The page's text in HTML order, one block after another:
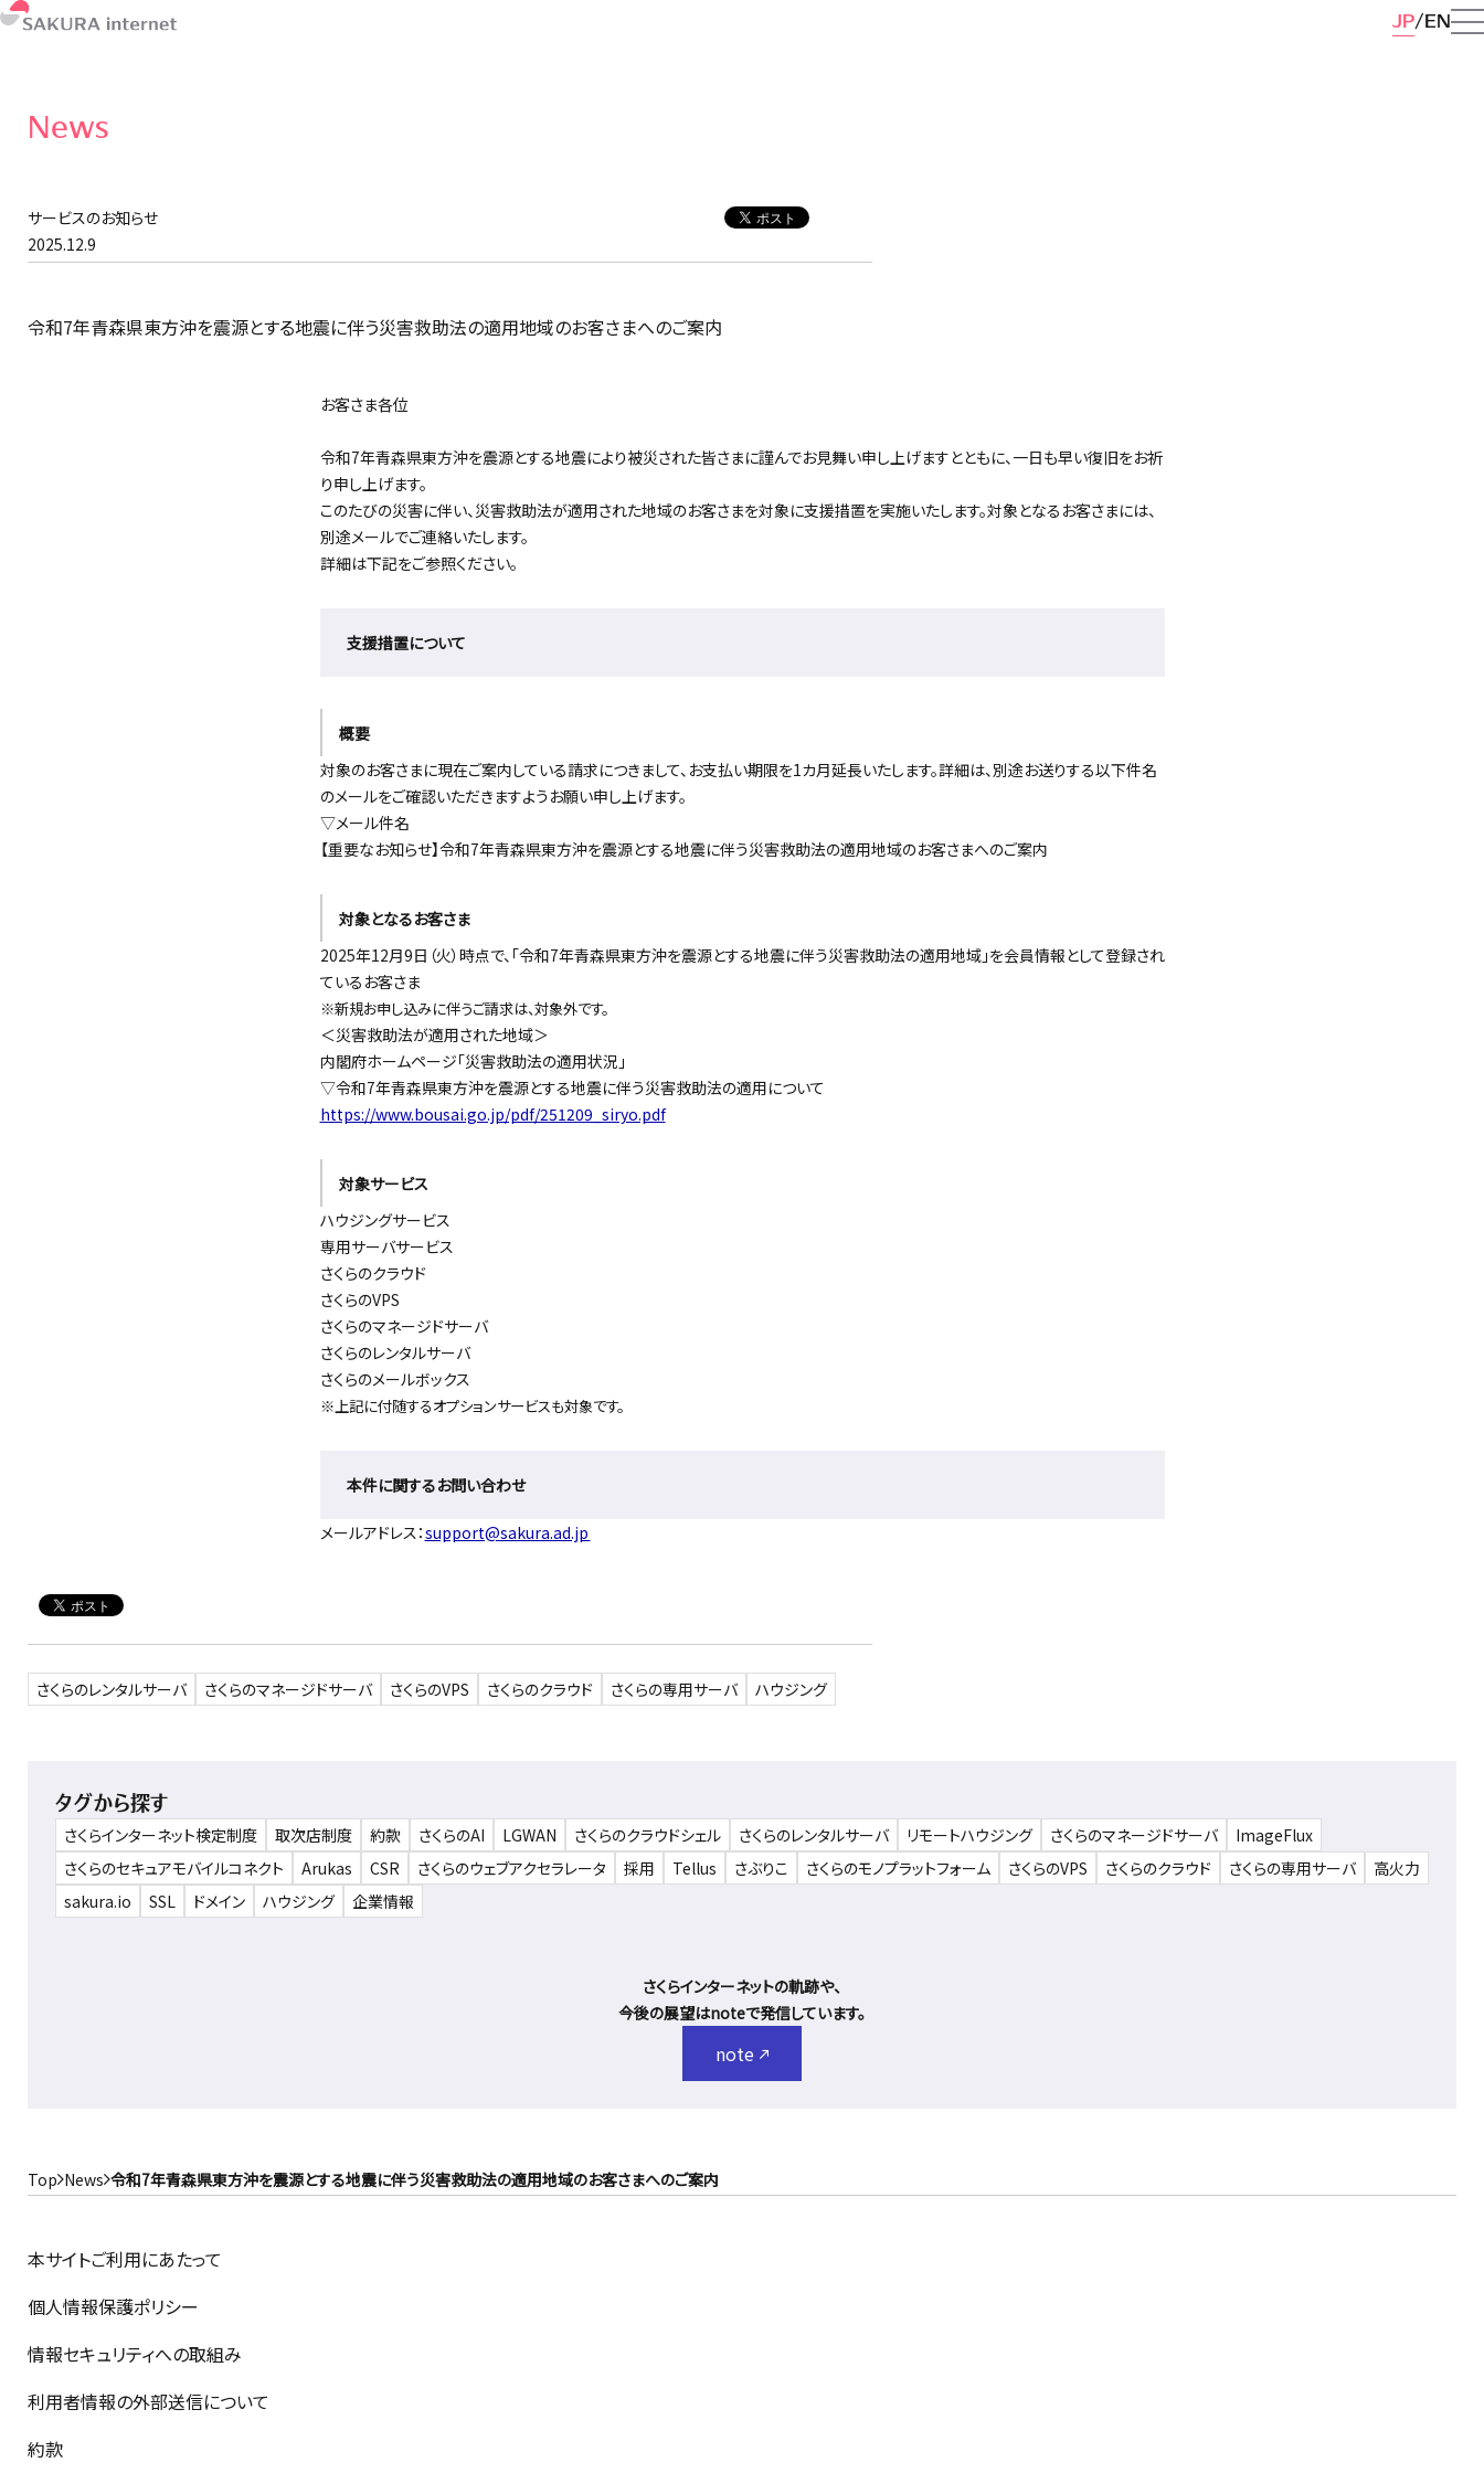
JP EN
News
サービスのお知らせ
2025.12.9
令和7年青森県東方沖を震源とする地震に伴う災害救助法の適用地域のお客さまへのご案内
お客さま各位
令和7年青森県東方沖を震源とする地震により被災された皆さまに謹んでお見舞い申し上げますとともに、一日も早い復旧をお祈
り申し上げます。
このたびの災害に伴い、災害救助法が適用された地域のお客さまを対象に支援措置を実施いたします。対象となるお客さまには、
別途メールでご連絡いたします。
詳細は下記をご参照ください。
支援措置について
概要
対象のお客さまに現在ご案内している請求につきまして、お支払い期限を1カ月延長いたします。詳細は、別途お送りする以下件名
のメールをご確認いただきますようお願い申し上げます。
▽メール件名
【重要なお知らせ】令和7年青森県東方沖を震源とする地震に伴う災害救助法の適用地域のお客さまへのご案内
対象となるお客さま
2025年12月9日（火）時点で、「令和7年青森県東方沖を震源とする地震に伴う災害救助法の適用地域」を会員情報として登録され
ているお客さま
※新規お申し込みに伴うご請求は、対象外です。
＜災害救助法が適用された地域＞
内閣府ホームページ「災害救助法の適用状況」
▽令和7年青森県東方沖を震源とする地震に伴う災害救助法の適用について
https://www.bousai.go.jp/pdf/251209_siryo.pdf
対象サービス
ハウジングサービス
専用サーバサービス
さくらのクラウド
さくらのVPS
さくらのマネージドサーバ
さくらのレンタルサーバ
さくらのメールボックス
※上記に付随するオプションサービスも対象です。
本件に関するお問い合わせ
メールアドレス：support@sakura.ad.jp
さくらのレンタルサーバ さくらのマネージドサーバ さくらのVPS さくらのクラウド さくらの専用サーバ ハウジング
タグから探す
さくらインターネット検定制度 取次店制度 約款 さくらのAI LGWAN さくらのクラウドシェル さくらのレンタルサーバ リモートハウジング さくらのマネージドサーバ
ImageFlux
さくらのセキュアモバイルコネクト
Arukas CSR さくらのウェブアクセラレータ 採用 Tellus さぶりこ さくらのモノプラットフォーム さくらのVPS さくらのクラウド さくらの専用サーバ
高火力
sakura.io
SSL ドメイン ハウジング 企業情報
さくらインターネットの軌跡や、
今後の展望はnoteで発信しています。
note
Top News 令和7年青森県東方沖を震源とする地震に伴う災害救助法の適用地域のお客さまへのご案内
本サイトご利用にあたって
個人情報保護ポリシー
情報セキュリティへの取組み
利用者情報の外部送信について
約款